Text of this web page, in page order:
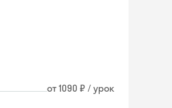
от 1090 ₽ / урок